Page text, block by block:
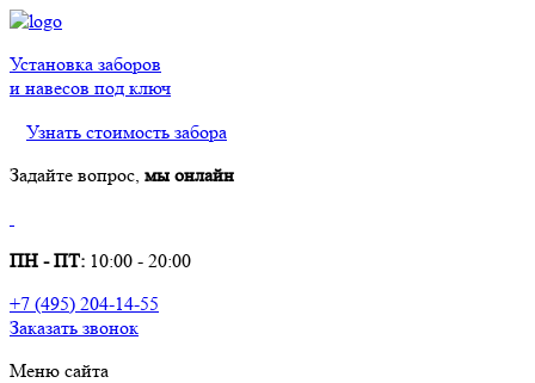
Установка заборов
и навесов под ключ
Узнать стоимость забора
Задайте вопрос, мы онлайн
ПН - ПТ: 10:00 - 20:00
+7 (495) 204-14-55
Заказать звонок
Меню сайта